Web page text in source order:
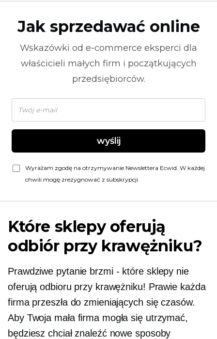
Jak sprzedawać online
Wskazówki od e-commerce eksperci dla
właścicieli małych firm i początkujących
przedsiębiorców.
wyślij
Wyrażam zgodę na otrzymywanie Newslettera Ecwid. W każdej
chwili mogę zrezygnować z subskrypcji.
Które sklepy oferują
odbiór przy krawężniku?
Prawdziwe pytanie brzmi - które sklepy nie
oferują odbioru przy krawężniku! Prawie każda
firma przeszła do zmieniających się czasów.
Aby Twoja mała firma mogła się utrzymać,
będziesz chciał znaleźć nowe sposoby